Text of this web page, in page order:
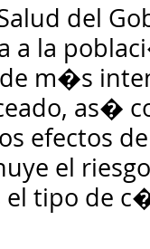
del
a la
m�s
as�
efectos
el
el tipo de